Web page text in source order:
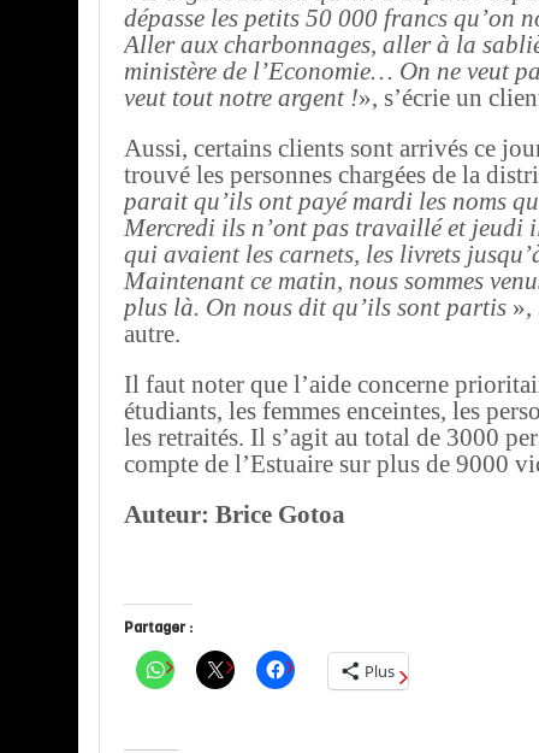
dépasse les petits 50 000 francs qu’on
Aller aux charbonnages, aller à la
ministère de l’Economie… On ne veut
veut tout notre argent !», s’écrie un
Aussi, certains clients sont arrivés ce
trouvé les personnes chargées de la
parait qu’ils ont payé mardi les noms
Mercredi ils n’ont pas travaillé et jeudi
qui avaient les carnets, les livrets
Maintenant ce matin, nous sommes
plus là. On nous dit qu’ils sont partis »,
autre.
Il faut noter que l’aide concerne
étudiants, les femmes enceintes, les
les retraités. Il s’agit au total de 3000
compte de l’Estuaire sur plus de 9000
Auteur: Brice Gotoa
Partager :
Plus